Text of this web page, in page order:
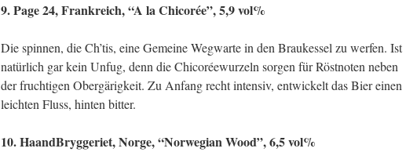
9. Page 24, Frankreich, “A la Chicorée”, 5,9 vol%
Die spinnen, die Ch’tis, eine Gemeine Wegwarte in den Braukessel zu werfen. Ist
natürlich gar kein Unfug, denn die Chicoréewurzeln sorgen für Röstnoten neben
der fruchtigen Obergärigkeit. Zu Anfang recht intensiv, entwickelt das Bier einen
leichten Fluss, hinten bitter.
10. HaandBryggeriet, Norge, “Norwegian Wood”, 6,5 vol%